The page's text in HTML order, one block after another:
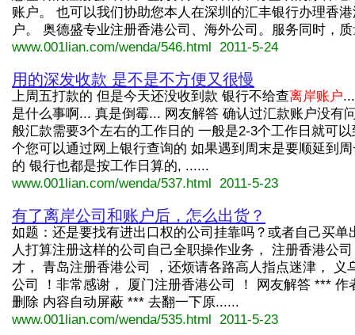
账户。 也可以我们协助您本人在深圳的汇丰银行办理香
户。 奥德盛专业注册香港公司、海外公司。服务同时，
www.001lian.com/wenda/546.html 2011-5-24
用的深发收款 是不是不方便又很慢
上周五打款的 但是今天还没收到款 银行不给查离岸账户
是什么事啊... 真是倒霉... 网友解答 确认过汇款账户没有
般汇款需要3个左右的工作日的 一般是2-3个工作日就可
个您可以通过网上银行查询的 如果遇到周末是要顺延到
的 银行也都是按工作日算的, ......
www.001lian.com/wenda/537.html 2011-5-23
有了离岸公司和账户后，怎么出货？
如题：还是要找有进出口权的公司挂靠吗？或者自己买单
人打算注册这样的公司自己全职操作业务， 注册香港公
才， 青岛注册香港公司 ，还烦请各路高人指点迷津， 义
公司 ！非常感谢， 厦门注册香港公司 ！ 网友解答 *** 作
删除 内容自动屏蔽 *** 去翻一下原......
www.001lian.com/wenda/535.html 2011-5-23